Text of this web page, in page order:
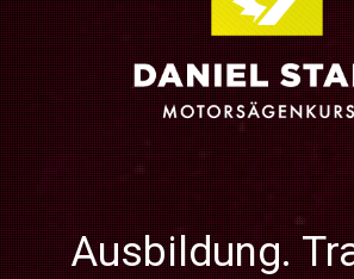
Ausbildung.